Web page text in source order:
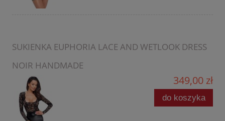
SUKIENKA EUPHORIA LACE AND WETLOOK DRESS
NOIR HANDMADE
349,00 zł
do koszyka